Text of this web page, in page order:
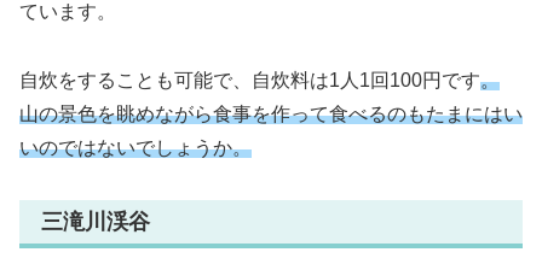
ています。
自炊をすることも可能で、自炊料は1人1回100円です。
山の景色を眺めながら食事を作って食べるのもたまにはい
いのではないでしょうか。
三滝川渓谷